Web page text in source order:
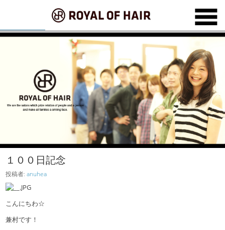
１００日記念
投稿者:anuhea
こんにちわ☆
兼村です！